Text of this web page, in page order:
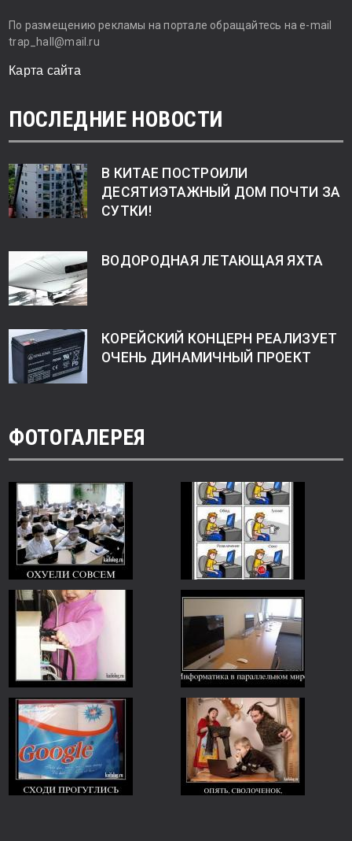
По размещению рекламы на портале обращайтесь на e-mail
trap_hall@mail.ru
Карта сайта
ПОСЛЕДНИЕ НОВОСТИ
В КИТАЕ ПОСТРОИЛИ
ДЕСЯТИЭТАЖНЫЙ ДОМ ПОЧТИ ЗА
СУТКИ!
ВОДОРОДНАЯ ЛЕТАЮЩАЯ ЯХТА
КОРЕЙСКИЙ КОНЦЕРН РЕАЛИЗУЕТ
ОЧЕНЬ ДИНАМИЧНЫЙ ПРОЕКТ
ФОТОГАЛЕРЕЯ